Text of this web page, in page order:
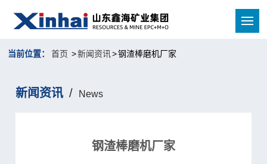
当前位置： 首页 >新闻资讯 >钢渣棒磨机厂家
新闻资讯 / News
钢渣棒磨机厂家